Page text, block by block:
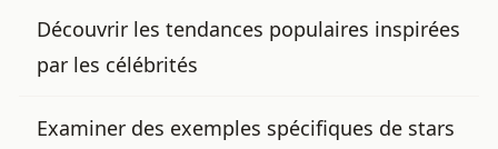
Découvrir les tendances populaires inspirées
par les célébrités
Examiner des exemples spécifiques de stars